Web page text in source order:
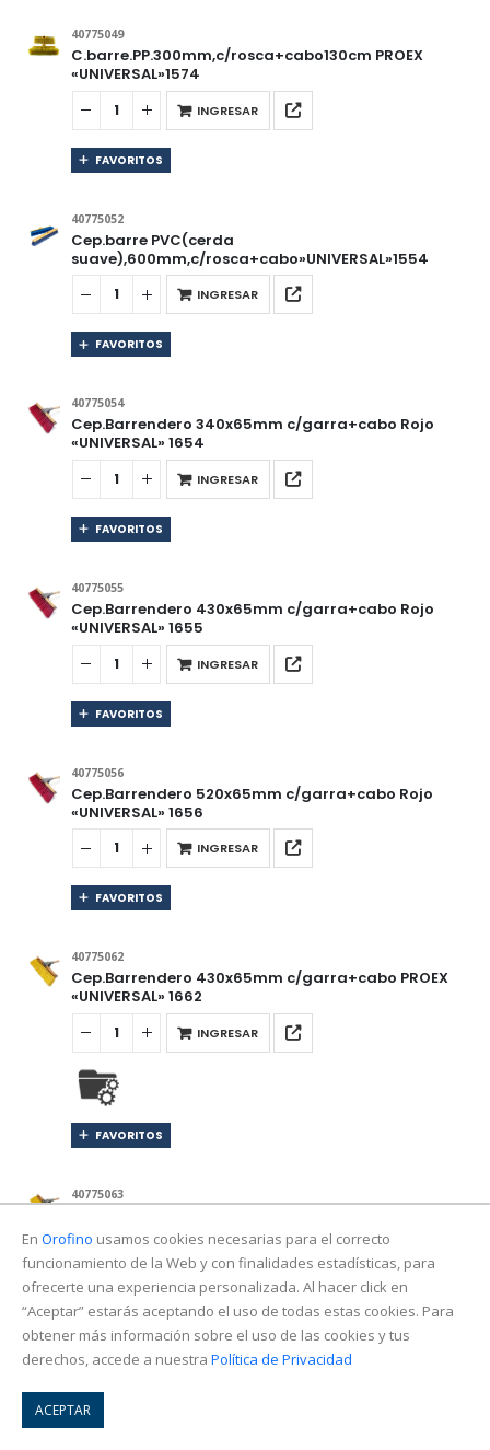
40775049
C.barre.PP.300mm,c/rosca+cabo130cm PROEX
«UNIVERSAL»1574
INGRESAR
FAVORITOS
40775052
Cep.barre PVC(cerda
suave),600mm,c/rosca+cabo»UNIVERSAL»1554
INGRESAR
FAVORITOS
40775054
Cep.Barrendero 340x65mm c/garra+cabo Rojo
«UNIVERSAL» 1654
INGRESAR
FAVORITOS
40775055
Cep.Barrendero 430x65mm c/garra+cabo Rojo
«UNIVERSAL» 1655
INGRESAR
FAVORITOS
40775056
Cep.Barrendero 520x65mm c/garra+cabo Rojo
«UNIVERSAL» 1656
INGRESAR
FAVORITOS
40775062
Cep.Barrendero 430x65mm c/garra+cabo PROEX
«UNIVERSAL» 1662
INGRESAR
FAVORITOS
40775063
«UNIVERSAL» 1663
INGRESAR
40775465
En Orofino usamos cookies necesarias para el correcto
funcionamiento de la Web y con finalidades estadísticas, para
ofrecerte una experiencia personalizada. Al hacer click en
“Aceptar” estarás aceptando el uso de todas estas cookies. Para
obtener más información sobre el uso de las cookies y tus
derechos, accede a nuestra Política de Privacidad
ACEPTAR